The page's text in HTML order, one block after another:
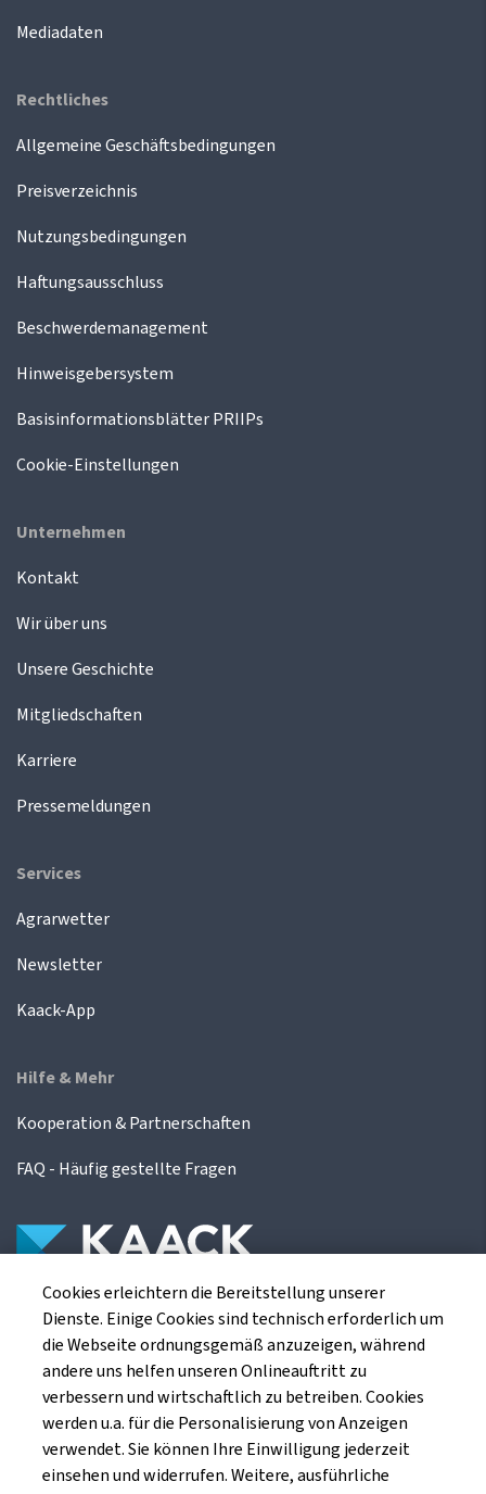
Mediadaten
Rechtliches
Allgemeine Geschäftsbedingungen
Preisverzeichnis
Nutzungsbedingungen
Haftungsausschluss
Beschwerdemanagement
Hinweisgebersystem
Basisinformationsblätter PRIIPs
Cookie-Einstellungen
Unternehmen
Kontakt
Wir über uns
Unsere Geschichte
Mitgliedschaften
Karriere
Pressemeldungen
Services
Agrarwetter
Newsletter
Kaack-App
Hilfe & Mehr
Kooperation & Partnerschaften
FAQ - Häufig gestellte Fragen
Die Kaack Terminhandel GmbH ist ein
Finanzdienstleistungsinstitut für die europäischen
Agrarterminbörsen.
Kaack Terminhandel GmbH
Am Markt 8
Cookies erleichtern die Bereitstellung unserer
Dienste. Einige Cookies sind technisch erforderlich um
die Webseite ordnungsgemäß anzuzeigen, während
andere uns helfen unseren Onlineauftritt zu
verbessern und wirtschaftlich zu betreiben. Cookies
werden u.a. für die Personalisierung von Anzeigen
verwendet. Sie können Ihre Einwilligung jederzeit
einsehen und widerrufen. Weitere, ausführliche